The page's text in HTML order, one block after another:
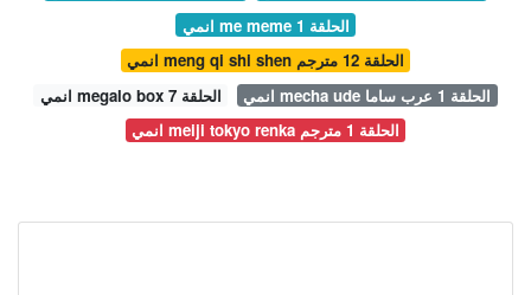
انمي me meme الحلقة 1
انمي meng qi shi shen الحلقة 12 مترجم
انمي megalo box الحلقة 7
انمي mecha ude الحلقة 1 عرب ساما
انمي meiji tokyo renka الحلقة 1 مترجم